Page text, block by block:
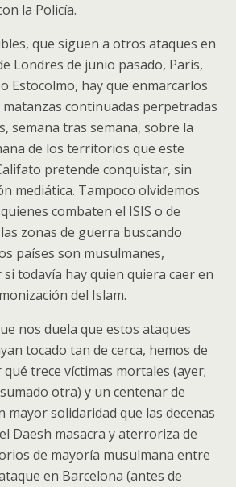
la Policía.
que siguen a otros ataques en
Londres de junio pasado, París,
Estocolmo, hay que enmarcarlos
continuadas perpetradas
semana tras semana, sobre la
de los territorios que este
pretende conquistar, sin
mediática. Tampoco olvidemos
combaten el ISIS o de
zonas de guerra buscando
países son musulmanes,
todavía hay quien quiera caer en
del Islam.
nos duela que estos ataques
tocado tan de cerca, hemos de
trece víctimas mortales (ayer;
otra) y un centenar de
mayor solidaridad que las decenas
Daesh masacra y aterroriza de
de mayoría musulmana entre
en Barcelona (antes de